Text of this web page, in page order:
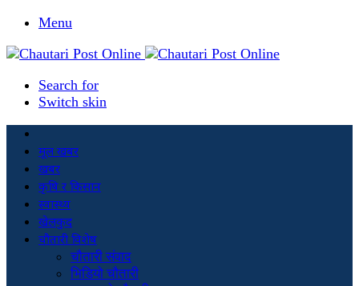
Menu
Search for
Switch skin
मूल खबर
खबर
कृषि र किसान
स्वास्थ्य
खेलकुद
चौतारी विशेष
चौतारी संवाद
भिडियो चौतारी